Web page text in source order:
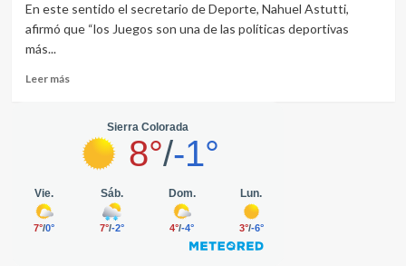
Ramos
Mexía
aniversario
En este sentido el secretario de Deporte, Nahuel Astutti,
afirmó que “los Juegos son una de las políticas deportivas
más...
Leer másRead
delegación
rionegrina
disfruta